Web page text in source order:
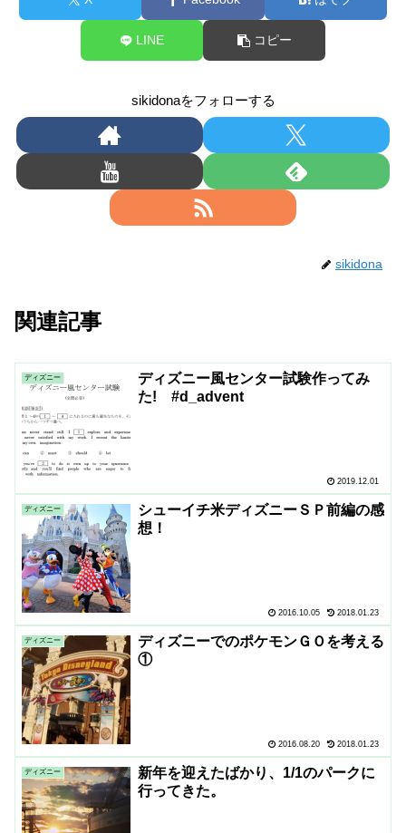
LINE コピー
sikidonaをフォローする
sikidona
関連記事
ディズニー
ディズニー風センター試験作ってみ
た! #d_advent
2019.12.01
ディズニー
シューイチ米ディズニーＳＰ前編の感
想！
2016.10.05 2018.01.23
ディズニー
ディズニーでのポケモンＧＯを考える
①
2016.08.20 2018.01.23
ディズニー
新年を迎えたばかり、1/1のパークに
行ってきた。